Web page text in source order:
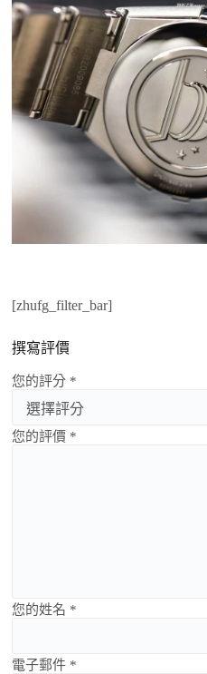
[zhufg_filter_bar]
撰寫評價
您的評分 *
您的評價 *
您的姓名 *
電子郵件 *